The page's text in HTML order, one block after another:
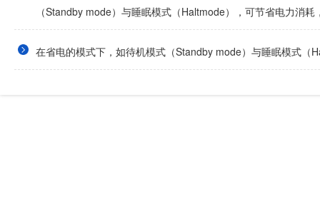
（Standby mode）与睡眠模式（Haltmode），可节省电力消
在省电的模式下，如待机模式（Standby mode）与睡眠模式